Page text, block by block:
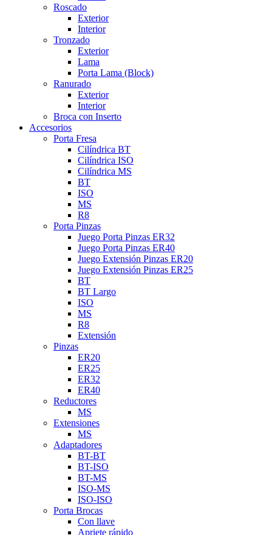
Roscado
Exterior
Interior
Tronzado
Exterior
Lama
Porta Lama (Block)
Ranurado
Exterior
Interior
Broca con Inserto
Accesorios
Porta Fresa
Cilíndrica BT
Cilíndrica ISO
Cilíndrica MS
BT
ISO
MS
R8
Porta Pinzas
Juego Porta Pinzas ER32
Juego Porta Pinzas ER40
Juego Extensión Pinzas ER20
Juego Extensión Pinzas ER25
BT
BT Largo
ISO
MS
R8
Extensión
Pinzas
ER20
ER25
ER32
ER40
Reductores
MS
Extensiones
MS
Adaptadores
BT-BT
BT-ISO
BT-MS
ISO-MS
ISO-ISO
Porta Brocas
Con llave
Apriete rápido